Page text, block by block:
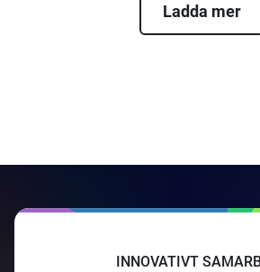
Ladda mer
INNOVATIVT